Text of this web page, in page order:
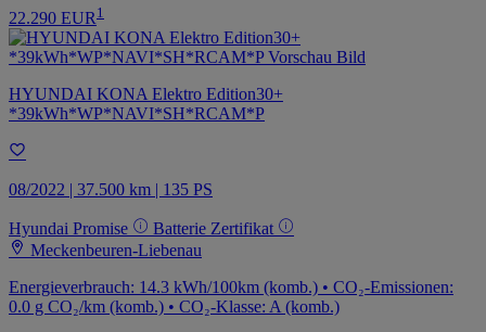
22.290 EUR 1
HYUNDAI KONA Elektro Edition30+
*39kWh*WP*NAVI*SH*RCAM*P
08/2022 | 37.500 km | 135 PS
Hyundai Promise
Batterie Zertifikat
Meckenbeuren-Liebenau
Energieverbrauch: 14.3 kWh/100km (komb.) • CO₂-Emissionen:
0.0 g CO₂/km (komb.) • CO₂-Klasse: A (komb.)